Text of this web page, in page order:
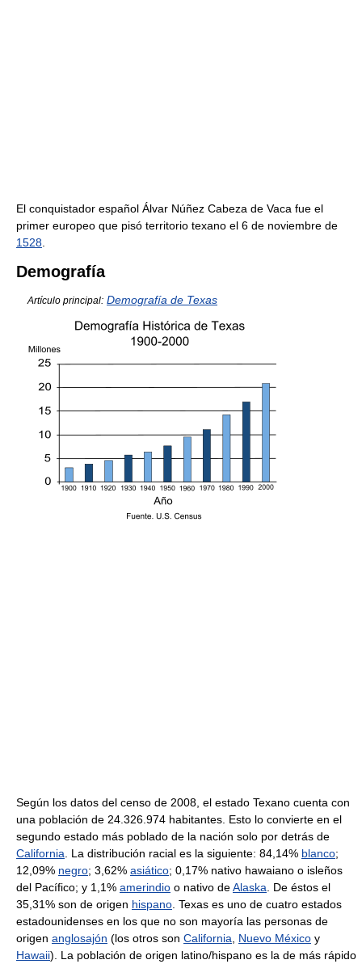
El conquistador español Álvar Núñez Cabeza de Vaca fue el
primer europeo que pisó territorio texano el 6 de noviembre de
1528
Demografía
Artículo principal: Demografía de Texas
Según los datos del censo de 2008, el estado Texano cuenta con
una población de 24.326.974 habitantes. Esto lo convierte en el
segundo estado más poblado de la nación solo por detrás de
California. La distribución racial es la siguiente: 84,14% blanco;
12,09% negro; 3,62% asiático; 0,17% nativo hawaiano o isleños
del Pacífico; y 1,1% amerindio o nativo deAlaska. De éstos el
35,31% son de origen hispano. Texas es uno de cuatro estados
estadounidenses en los que no son mayoría las personas de
origen anglosajón (los otros son California, Nuevo México y
Hawaii). La población de origen latino/hispano es la de más rápido